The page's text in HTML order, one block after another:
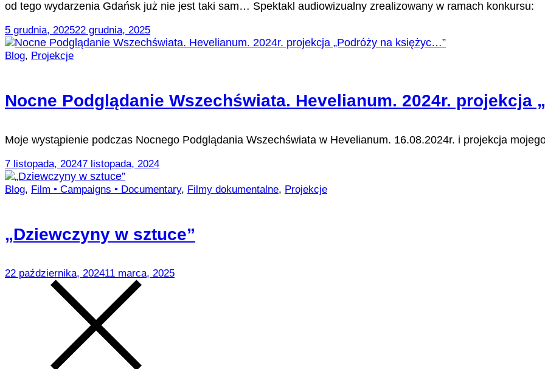
od tego wydarzenia Gdańsk już nie jest taki sam… Spektakl audiowizualny zrealizowany w ramach konkursu:
5 grudnia, 202522 grudnia, 2025
Blog, Projekcje
Nocne Podglądanie Wszechświata. Hevelianum. 2024r. projekcja
Moje wystąpienie podczas Nocnego Podglądania Wszechświata w Hevelianum. 16.08.2024r. i projekcja
7 listopada, 20247 listopada, 2024
Blog, Film • Campaigns • Documentary, Filmy dokumentalne, Projekcje
„Dziewczyny w sztuce”
22 października, 202411 marca, 2025